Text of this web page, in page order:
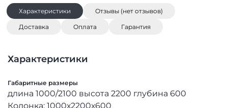
Характеристики Отзывы (нет отзывов)
Доставка Оплата Гарантия
Характеристики
Габаритные размеры
длина 1000/2100 высота 2200 глубина 600
Колонка: 1000х2200х600